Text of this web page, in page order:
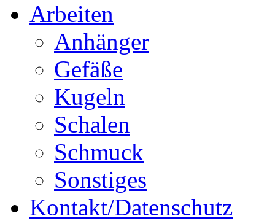
Arbeiten
Anhänger
Gefäße
Kugeln
Schalen
Schmuck
Sonstiges
Kontakt/Datenschutz